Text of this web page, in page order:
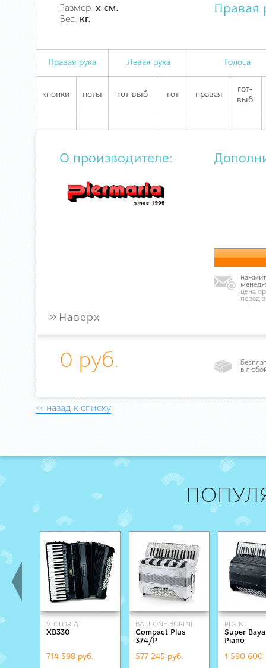
Размер: х см.
Вес: кг.
Правая
Правая рука Левая рука Голоса
кнопки ноты гот-выб гот правая
гот-
выб
О производителе:
цена
перед
» Наверх
0 руб.
в
<< назад к списку
VICTORIA
XB330
714 398 руб.
BALLONE BURINI
Compact Plus
374/Р
577 245 руб.
PIGINI
Super
Piano
1 580 600